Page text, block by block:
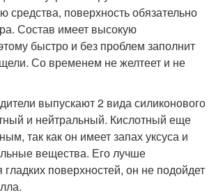
средства, поверхность обязательно
Состав имеет высокую
быстро и без проблем заполнит
Со временем не желтеет и не
выпускают 2 вида силиконового
и нейтральный. Кислотный еще
так как он имеет запах уксуса и
вещества. Его лучше
гладких поверхностей, он не подойдет